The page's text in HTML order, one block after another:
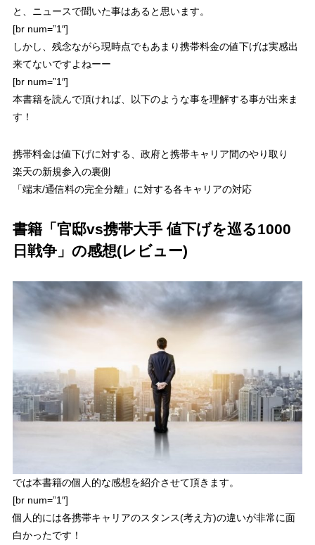
と、ニュースで聞いた事はあると思います。
[br num=”1″]
しかし、残念ながら現時点でもあまり携帯料金の値下げは実感出
来てないですよねーー
[br num=”1″]
本書籍を読んで頂ければ、以下のような事を理解する事が出来ま
す！
携帯料金は値下げに対する、政府と携帯キャリア間のやり取り
楽天の新規参入の裏側
「端末/通信料の完全分離」に対する各キャリアの対応
書籍「官邸vs携帯大手 値下げを巡る1000
日戦争」の感想(レビュー)
では本書籍の個人的な感想を紹介させて頂きます。
[br num=”1″]
個人的には各携帯キャリアのスタンス(考え方)の違いが非常に面
白かったです！